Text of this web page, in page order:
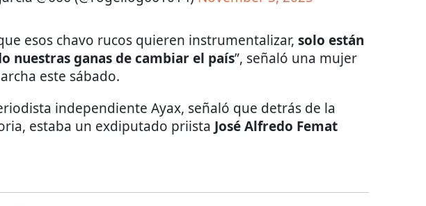
esos chavo rucos quieren instrumentalizar, solo están
nuestras ganas de cambiar el país”, señaló una mujer
este sábado.
independiente Ayax, señaló que detrás de la
estaba un exdiputado priista José Alfredo Femat